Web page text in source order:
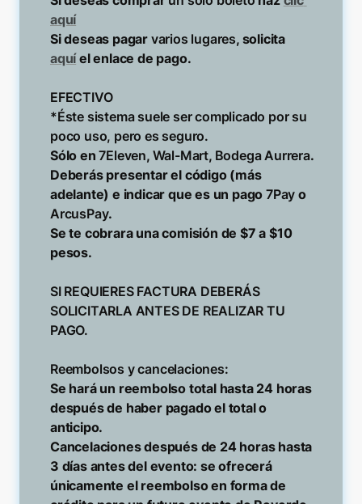
aquí
Si deseas pagar varios lugares
aquí el enlace de pago.
EFECTIVO
*Éste sistema suele ser complicado por su
Sólo en 7Eleven, Wal-Mart, Bodega Aurrera.
Deberás presentar el código (más
adelante) e indicar que es un pago 7Pay o
ArcusPay.
Se te cobrara una comisión de $7 a $10
pesos.
SI REQUIERES FACTURA DEBERÁS
SOLICITARLA ANTES DE REALIZAR TU
PAGO.
Reembolsos y cancelaciones:
Se hará un reembolso total hasta 24 horas
después de haber pagado el total o
anticipo.
Cancelaciones después de 24 horas hasta
3 días antes del evento: se ofrecerá
únicamente el reembolso en forma de